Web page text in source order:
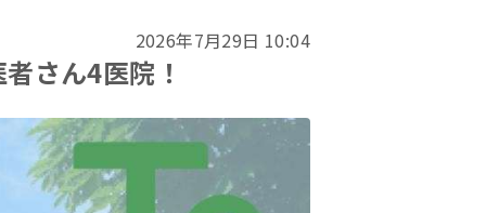
2026年7月29日 10:04
さん4医院！